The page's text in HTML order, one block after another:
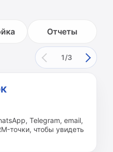
Отчеты
1/3
Telegram, email,
точки, чтобы увидеть